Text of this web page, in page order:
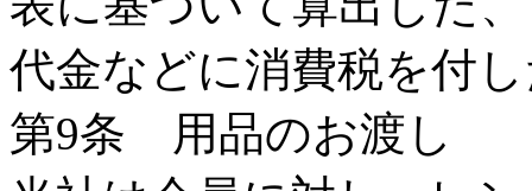
代金などに消費税を付
第9条 用品のお渡し